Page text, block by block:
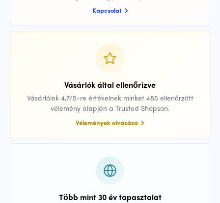
Kapcsolat
Vásárlók által ellenőrizve
Vásárlóink 4,7/5-re értékelnek minket 485 ellenőrzött
vélemény alapján a Trusted Shopson.
Vélemények olvasása
Több mint 30 év tapasztalat